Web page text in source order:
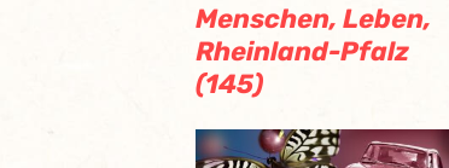
Menschen, Leben,
Rheinland-Pfalz
(145)